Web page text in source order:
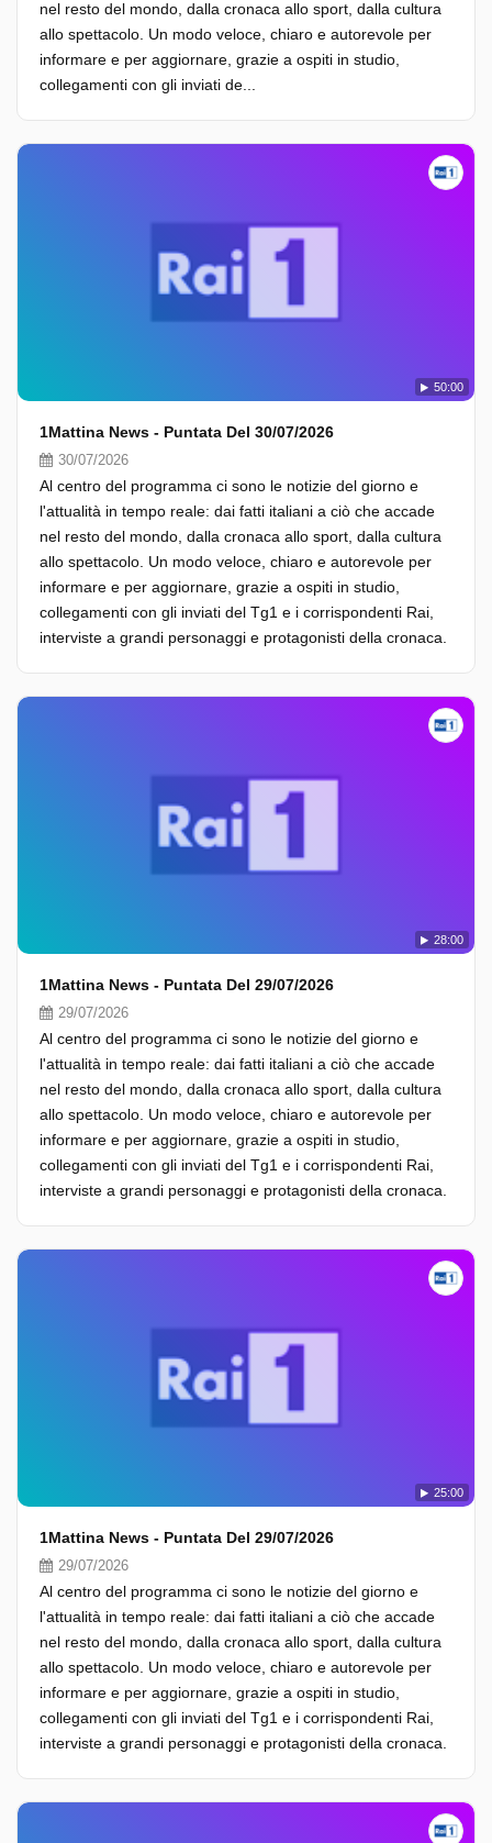
nel resto del mondo, dalla cronaca allo sport, dalla cultura
allo spettacolo. Un modo veloce, chiaro e autorevole per
informare e per aggiornare, grazie a ospiti in studio,
collegamenti con gli inviati de...
50:00
1Mattina News - Puntata Del 30/07/2026
30/07/2026
Al centro del programma ci sono le notizie del giorno e
l'attualità in tempo reale: dai fatti italiani a ciò che accade
nel resto del mondo, dalla cronaca allo sport, dalla cultura
allo spettacolo. Un modo veloce, chiaro e autorevole per
informare e per aggiornare, grazie a ospiti in studio,
collegamenti con gli inviati del Tg1 e i corrispondenti Rai,
interviste a grandi personaggi e protagonisti della cronaca.
28:00
1Mattina News - Puntata Del 29/07/2026
29/07/2026
Al centro del programma ci sono le notizie del giorno e
l'attualità in tempo reale: dai fatti italiani a ciò che accade
nel resto del mondo, dalla cronaca allo sport, dalla cultura
allo spettacolo. Un modo veloce, chiaro e autorevole per
informare e per aggiornare, grazie a ospiti in studio,
collegamenti con gli inviati del Tg1 e i corrispondenti Rai,
interviste a grandi personaggi e protagonisti della cronaca.
25:00
1Mattina News - Puntata Del 29/07/2026
29/07/2026
Al centro del programma ci sono le notizie del giorno e
l'attualità in tempo reale: dai fatti italiani a ciò che accade
nel resto del mondo, dalla cronaca allo sport, dalla cultura
allo spettacolo. Un modo veloce, chiaro e autorevole per
informare e per aggiornare, grazie a ospiti in studio,
collegamenti con gli inviati del Tg1 e i corrispondenti Rai,
interviste a grandi personaggi e protagonisti della cronaca.